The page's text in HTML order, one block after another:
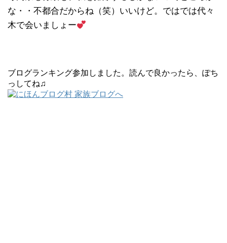
な・・不都合だからね（笑）いいけど。ではでは代々
木で会いましょー
ブログランキング参加しました。読んで良かったら、ぽち
っしてね♫